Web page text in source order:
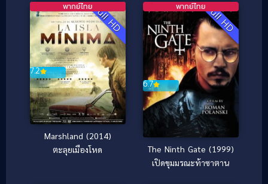
Full HD
7.2
พากย์ไทย
Marshland (2014)
ตะลุยเมืองโหด
Full HD
6.7
พากย์ไทย
The Ninth Gate (1999)
เปิดขุมมรณะท้าซาตาน